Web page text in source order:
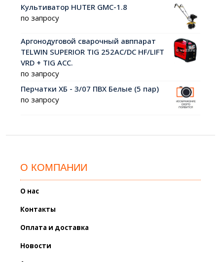
Культиватор HUTER GMC-1.8
по запросу
Аргонодуговой сварочный авппарат
TELWIN SUPERIOR TIG 252AC/DC HF/LIFT
VRD + TIG ACC.
по запросу
Перчатки ХБ - 3/07 ПВХ Белые (5 пар)
по запросу
О КОМПАНИИ
О нас
Контакты
Оплата и доставка
Новости